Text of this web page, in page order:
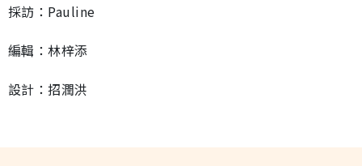
採訪：Pauline
編輯：林梓添
設計：招潤洪